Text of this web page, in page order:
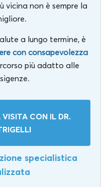
vicina non è sempre la
a lungo termine, è
con consapevolezza
più adatto alle
CON IL DR.
specialistica